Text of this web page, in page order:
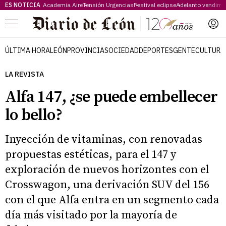
ES NOTICIA Academia AireTensión UrgenciasFestival eclipseAdelanto
Menú
ÚLTIMA HORALEÓNPROVINCIASOCIEDADDEPORTESGENTECULTURA
LA REVISTA
Alfa 147, ¿se puede embellecer
lo bello?
Inyección de vitaminas, con renovadas
propuestas estéticas, para el 147 y
exploración de nuevos horizontes con el
Crosswagon, una derivación SUV del 156
con el que Alfa entra en un segmento cada
día más visitado por la mayoría de